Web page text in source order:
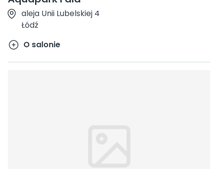
aleja Unii Lubelskiej 4
Łódź
O salonie